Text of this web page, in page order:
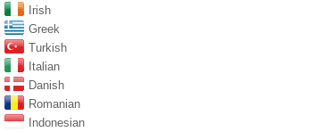
Irish
Greek
Turkish
Italian
Danish
Romanian
Indonesian